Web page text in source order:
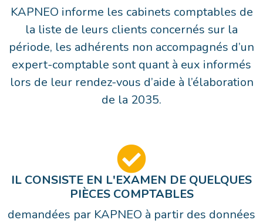
KAPNEO informe les cabinets comptables de
la liste de leurs clients concernés sur la
période, les adhérents non accompagnés d’un
expert-comptable sont quant à eux informés
lors de leur rendez-vous d’aide à l’élaboration
de la 2035.
IL CONSISTE EN L'EXAMEN DE QUELQUES
PIÈCES COMPTABLES
demandées par KAPNEO à partir des données